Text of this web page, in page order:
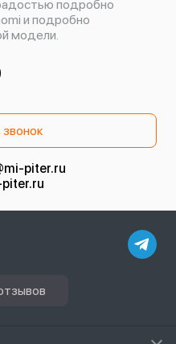
подробно
и подробно
модели.
звонок
piter.ru